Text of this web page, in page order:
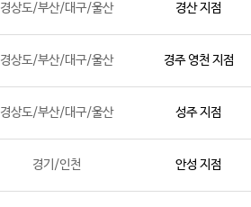
경상도/부산/대구/울산 경산 지점
경상도/부산/대구/울산 경주 영천 지점
경상도/부산/대구/울산 성주 지점
경기/인천 안성 지점